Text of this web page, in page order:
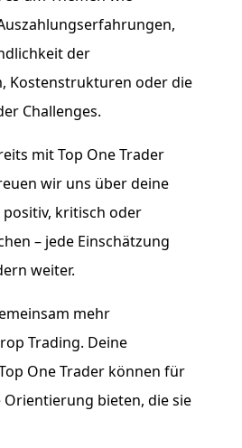
der
Kostenstrukturen oder die
Challenges.
mit Top One Trader
wir uns über deine
kritisch oder
– jede Einschätzung
weiter.
mehr
Trading. Deine
One Trader können für
bieten, die sie